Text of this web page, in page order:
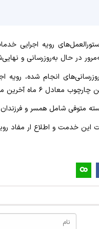
رویه
در حال به‌روزرسانی و
انجام شده، رویه
«کمک بلاعوض» پرداخت حمایتی انجام می‌شود.
متوفی شامل همسر و
این خدمت و اطلاع ار مفاد